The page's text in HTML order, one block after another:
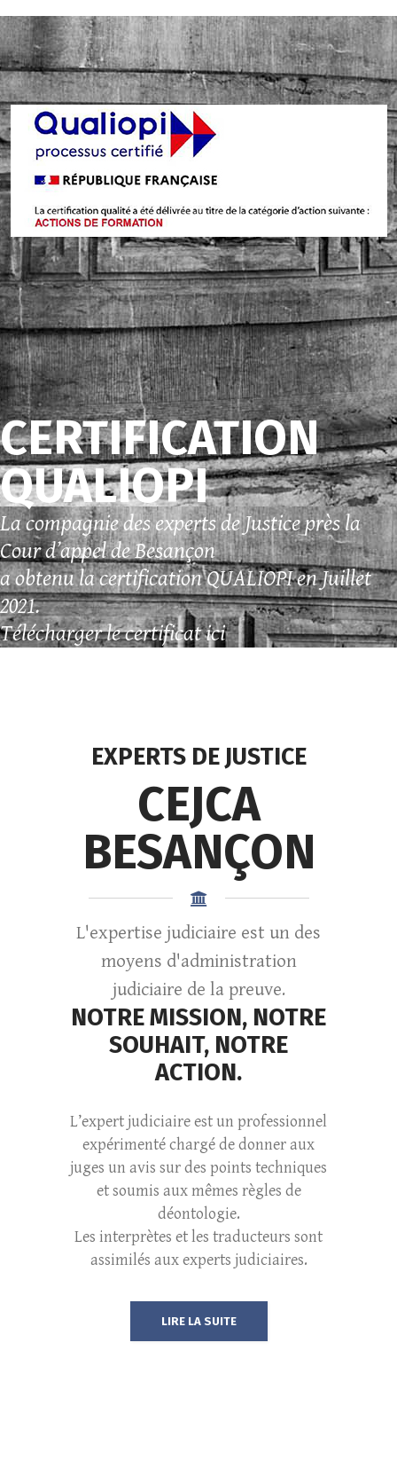
CERTIFICATION
QUALIOPI
La compagnie des experts de Justice près la
Cour d’appel de Besançon
a obtenu la certification QUALIOPI en Juillet
2021.
Télécharger le certificat ici
EXPERTS DE JUSTICE
CEJCA
BESANÇON
L'expertise judiciaire est un des
moyens d'administration
judiciaire de la preuve.
NOTRE MISSION, NOTRE
SOUHAIT, NOTRE
ACTION.
L’expert judiciaire est un professionnel
expérimenté chargé de donner aux
juges un avis sur des points techniques
et soumis aux mêmes règles de
déontologie.
Les interprètes et les traducteurs sont
assimilés aux experts judiciaires.
LIRE LA SUITE